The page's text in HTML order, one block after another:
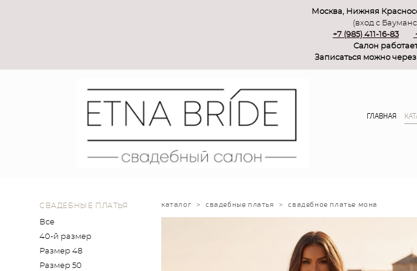
Москва, Нижняя
(вход с
+7 (985) 411-16-83
Салон
Записаться можно через
ГЛАВНАЯ
СВАДЕБНЫЕ ПЛАТЬЯ
Все
40-й размер
Размер 48
Размер 50
каталог > свадебные платья > свадебное платье мона